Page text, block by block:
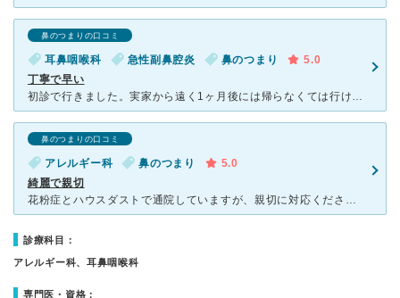
鼻のつまりの口コミ
耳鼻咽喉科 急性副鼻腔炎 鼻のつまり
5.0
丁寧で早い
初診で行きました。実家から遠く1ヶ月後には帰らなくては行けなかったのですが、先生が帰るまでに治しましょうと丁寧に診察してくださいました。他の耳鼻咽喉科も行きましたが、こちらに来てすぐに治りました。優し
鼻のつまりの口コミ
アレルギー科 鼻のつまり
5.0
綺麗で親切
花粉症とハウスダストで通院していますが、親切に対応くださっています。 内装も綺麗で、待ち時間も快いです。 先生の人柄も良く、やりやすいです。 日によっては待ち時間が長いときもありますが、呼び出し
診療科目：
アレルギー科、耳鼻咽喉科
専門医・資格：